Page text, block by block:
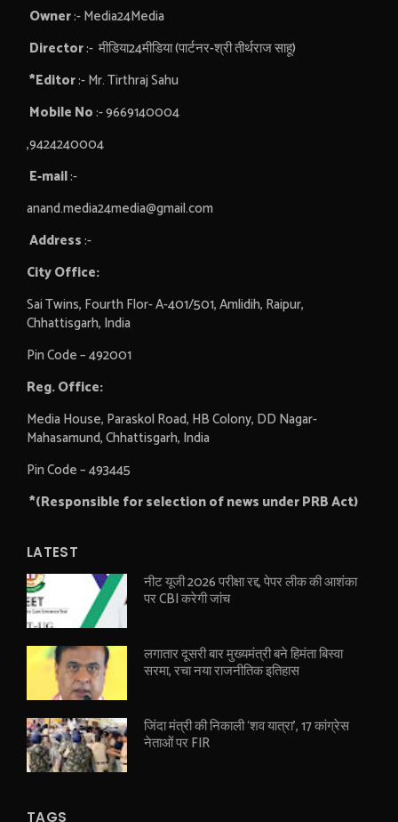
Owner:- Media24Media
Director:- मीडिया24मीडिया (पार्टनर-श्री तीर्थराज साहू)
*Editor:- Mr. Tirthraj Sahu
Mobile No:- 9669140004
,9424240004
E-mail:-
anand.media24media@gmail.com
Address:-
City Office:
Sai Twins, Fourth Flor- A-401/501, Amlidih, Raipur,
Chhattisgarh, India
Pin Code – 492001
Reg. Office:
Media House, Paraskol Road, HB Colony, DD Nagar-
Mahasamund, Chhattisgarh, India
Pin Code – 493445
*(Responsible for selection of news under PRB Act)
LATEST
नीट यूजी 2026 परीक्षा रद्द, पेपर लीक की आशंका
पर CBI करेगी जांच
लगातार दूसरी बार मुख्यमंत्री बने हिमंता बिस्वा
सरमा, रचा नया राजनीतिक इतिहास
जिंदा मंत्री की निकाली ‘शव यात्रा’, 17 कांग्रेस
नेताओं पर FIR
TAGS